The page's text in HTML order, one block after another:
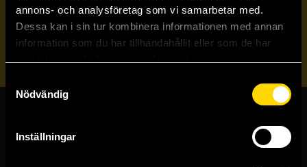
annons- och analysföretag som vi samarbetar med.
Dessa kan i sin tur kombinera informationen med annan
information som du har tillhandahållit eller som de har
Nödvändig
Inställningar
Veckobrevet
Skicka
Butiker & kundtjänst